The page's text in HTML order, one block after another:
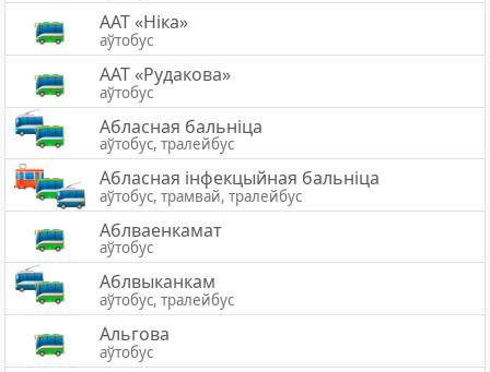
ААТ «Ніка»
аўтобус
ААТ «Рудакова»
аўтобус
Абласная бальніца
аўтобус, тралейбус
Абласная інфекцыйная бальніца
аўтобус, трамвай, тралейбус
Аблваенкамат
аўтобус
Аблвыканкам
аўтобус, тралейбус
Альгова
аўтобус